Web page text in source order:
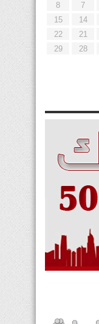
7
8
14
15
21
22
28
29